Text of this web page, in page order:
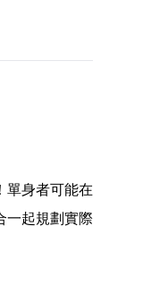
單身者可能在
一起規劃實際